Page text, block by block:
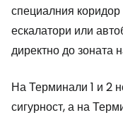
специалния
ескалатори или
директно до зоната
На Терминали 1 и 2
сигурност, а на